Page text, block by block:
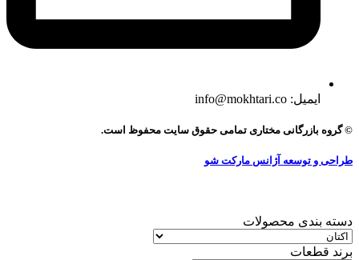
ایمیل: info@mokhtari.co
© گروه بازرگانی مختاری تمامی حقوق سایت محفوظ است.
طراحی و توسعه آژانس مارکت شو
دسته بندی محصولات
برند قطعات